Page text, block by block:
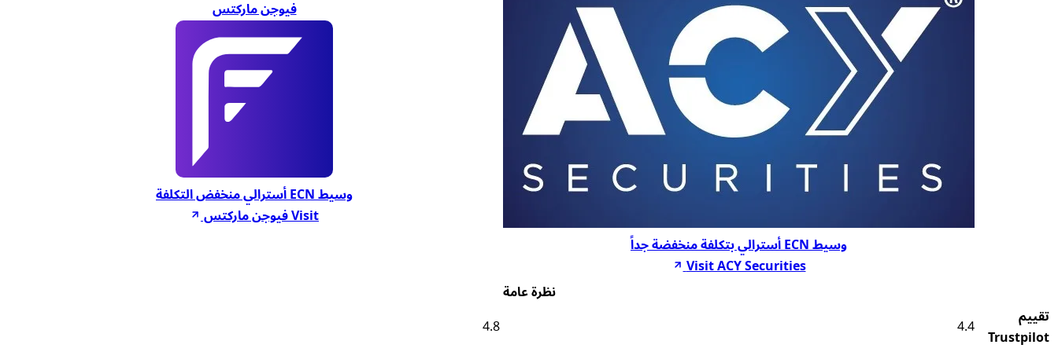
Securities
مقابل
وسيط ECN أسترالي بتكلفة منخفضة جداً
Visit ACY Securities
فيوجن ماركتس
وسيط ECN أسترالي منخفض التكلفة
Visit فيوجن ماركتس
نظرة عامة
تقييم
Trustpilot
4.4
4.8